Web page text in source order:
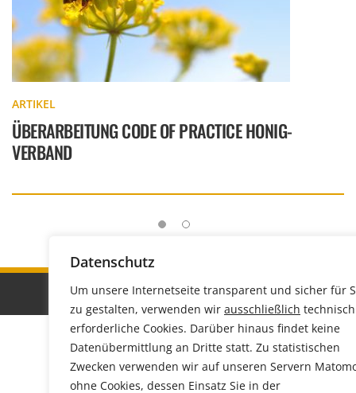
Datenschutz
Um unsere Internetseite transparent und sicher für
zu gestalten, verwenden wir ausschließlich technisch
erforderliche Cookies. Darüber hinaus findet keine
Datenübermittlung an Dritte statt. Zu statistischen
Zwecken verwenden wir auf unseren Servern
ohne Cookies, dessen Einsatz Sie in der
ARTIKEL
ÜBERARBEITUNG CODE OF PRACTICE HONIG-
VERBAND
SITEMAP IMPRESSUM DATENSCHUTZ